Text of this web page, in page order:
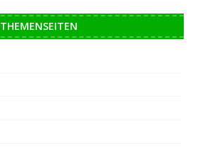
THEMENSEITEN